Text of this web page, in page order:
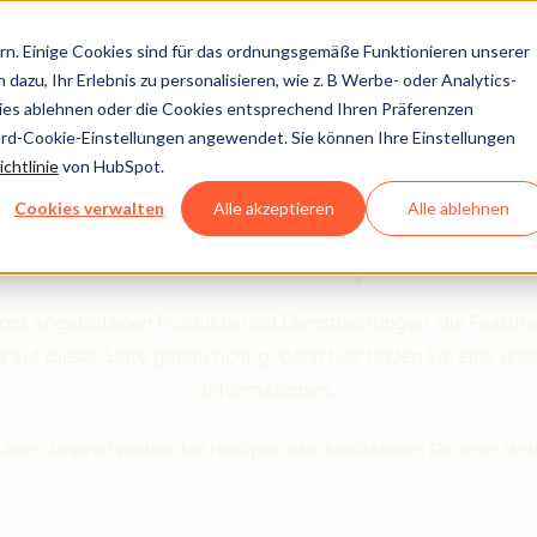
Einige Cookies sind für das ordnungsgemäße Funktionieren unserer
Ihr Erlebnis zu personalisieren, wie z. B Werbe- oder Analytics-
ablehnen oder die Cookies entsprechend Ihren Präferenzen
Cookie-Einstellungen angewendet. Sie können Ihre Einstellungen
von HubSpot.
Cookies verwalten Alle akzeptieren Alle ablehnen
Produkte und
von HubSpot